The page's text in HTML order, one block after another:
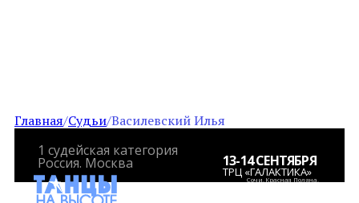
Главная/Судьи/Василевский Илья
13-14 СЕНТЯБРЯ
ТРЦ «ГАЛАКТИКА»
Сочи, Красная Поляна,
1 судейская категория
Россия. Москва